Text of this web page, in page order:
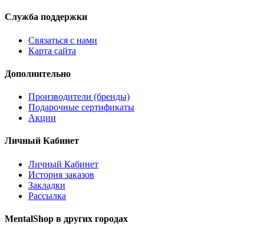
Служба поддержки
Связаться с нами
Карта сайта
Дополнительно
Производители (бренды)
Подарочные сертификаты
Акции
Личный Кабинет
Личный Кабинет
История заказов
Закладки
Рассылка
MentalShop в других городах